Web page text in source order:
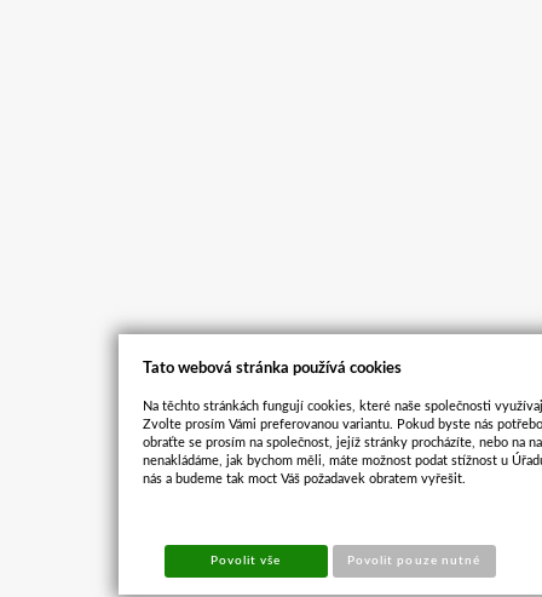
Tato webová stránka používá cookies
Na těchto stránkách fungují cookies, které naše společnosti
Zvolte prosím Vámi preferovanou variantu. Pokud byste nás
obraťte se prosím na společnost, jejíž stránky procházíte, nebo na
nenakládáme, jak bychom měli, máte možnost podat stížnost u
nás a budeme tak moct Váš požadavek obratem vyřešit.
Povolit vše Povolit pouze nutné